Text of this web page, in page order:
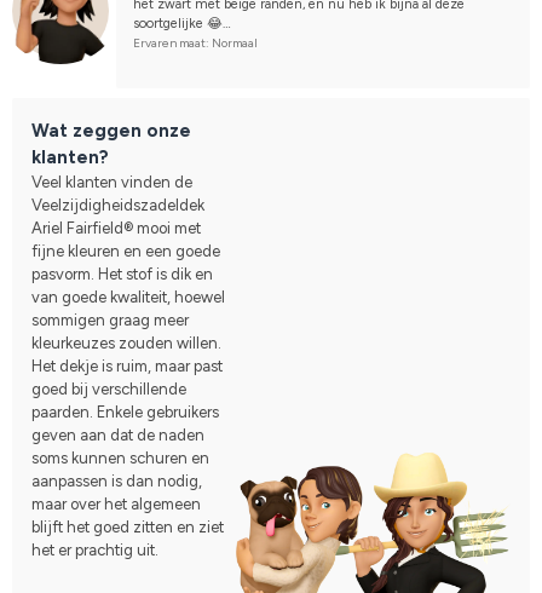
het zwart met beige randen, en nu heb ik bijna al deze
soortgelijke 😂
mooi omhoog en drukt niet op de rug.
andere ook van Hööks :D Op de andere foto is dezelfde deken
maar dan in een andere kleur.
Ervaren maat: Normaal
Wat zeggen onze
klanten?
Veel klanten vinden de
Veelzijdigheidszadeldek
Ariel Fairfield® mooi met
fijne kleuren en een goede
pasvorm. Het stof is dik en
van goede kwaliteit, hoewel
sommigen graag meer
kleurkeuzes zouden willen.
Het dekje is ruim, maar past
goed bij verschillende
paarden. Enkele gebruikers
geven aan dat de naden
soms kunnen schuren en
aanpassen is dan nodig,
maar over het algemeen
blijft het goed zitten en ziet
het er prachtig uit.